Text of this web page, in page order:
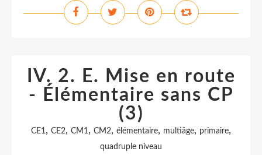
IV. 2. E. Mise en route
- Élémentaire sans CP
(3)
CE1, CE2, CM1, CM2, élémentaire, multiâge, primaire,
quadruple niveau